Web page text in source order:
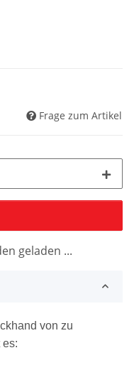
Frage zum Artikel
geladen ...
von zu
es: